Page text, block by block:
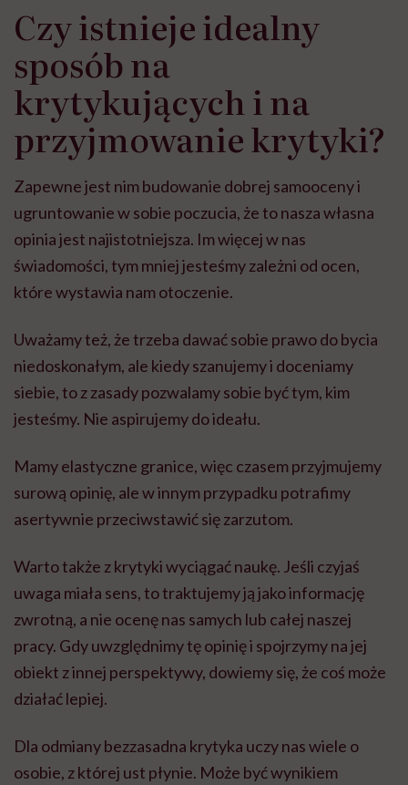
Czy istnieje idealny
sposób na
krytykujących i na
przyjmowanie krytyki?
Zapewne jest nim budowanie dobrej samooceny i
ugruntowanie w sobie poczucia, że to nasza własna
opinia jest najistotniejsza. Im więcej w nas
świadomości, tym mniej jesteśmy zależni od ocen,
które wystawia nam otoczenie.
Uważamy też, że trzeba dawać sobie prawo do bycia
niedoskonałym, ale kiedy szanujemy i doceniamy
siebie, to z zasady pozwalamy sobie być tym, kim
jesteśmy. Nie aspirujemy do ideału.
Mamy elastyczne granice, więc czasem przyjmujemy
surową opinię, ale w innym przypadku potrafimy
asertywnie przeciwstawić się zarzutom.
Warto także z krytyki wyciągać naukę. Jeśli czyjaś
uwaga miała sens, to traktujemy ją jako informację
zwrotną, a nie ocenę nas samych lub całej naszej
pracy. Gdy uwzględnimy tę opinię i spojrzymy na jej
obiekt z innej perspektywy, dowiemy się, że coś może
działać lepiej.
Dla odmiany bezzasadna krytyka uczy nas wiele o
osobie, z której ust płynie. Może być wynikiem